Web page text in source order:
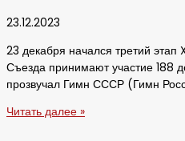
23.12.2023
23 декабря начался третий
Съезда принимают участие 188
прозвучал Гимн СССР (Гимн
Читать далее »